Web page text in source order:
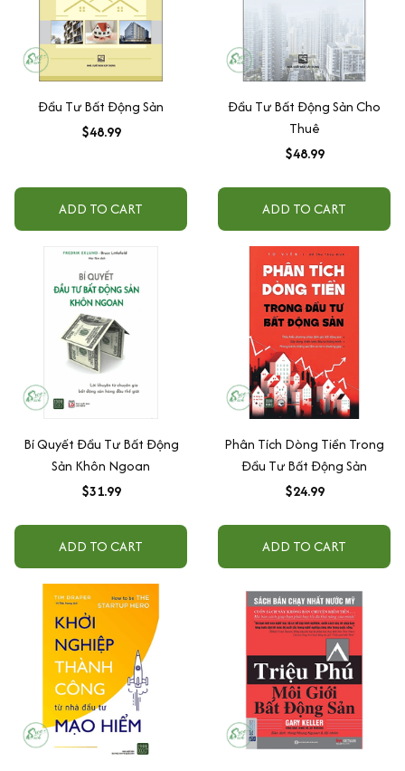
Đầu Tư Bất Động Sản
$48.99
ADD TO CART
Đầu Tư Bất Động Sản Cho
Thuê
$48.99
ADD TO CART
Bí Quyết Đầu Tư Bất Động
Sản Khôn Ngoan
$31.99
ADD TO CART
Phân Tích Dòng Tiền Trong
Đầu Tư Bất Động Sản
$24.99
ADD TO CART